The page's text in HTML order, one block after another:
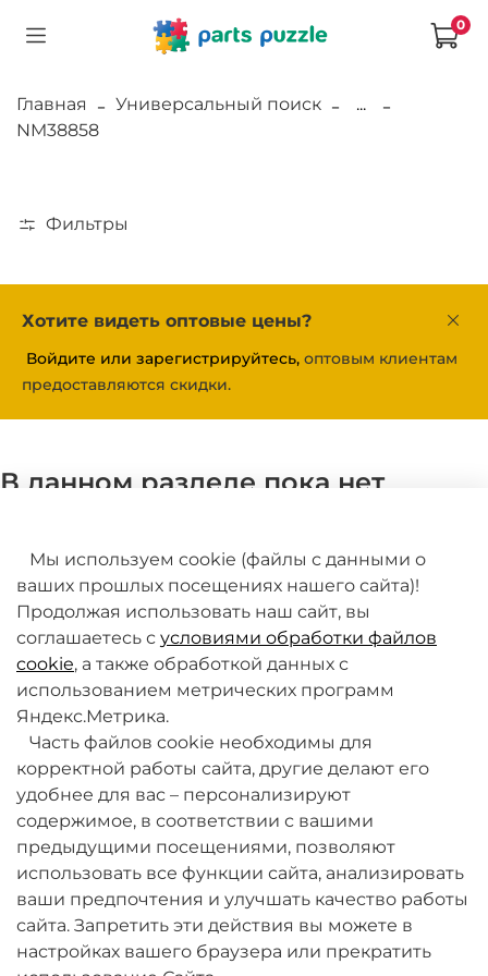
0
Главная Универсальный поиск
...
NM38858
Фильтры
Хотите видеть оптовые цены?
Войдите или зарегистрируйтесь, оптовым клиентам
предоставляются скидки.
В данном разделе пока нет
О компании
Товары и услуги
+7 (495) 789-38-95
09:00 - 18:00 (будни, по МСК)
Мы используем cookie (файлы с данными о
ваших прошлых посещениях нашего сайта)!
Продолжая использовать наш сайт, вы
соглашаетесь с условиями обработки файлов
cookie, а также обработкой данных с
использованием метрических программ
Яндекс.Метрика.
Часть файлов cookie необходимы для
корректной работы сайта, другие делают его
удобнее для вас – персонализируют
содержимое, в соответствии с вашими
предыдущими посещениями, позволяют
использовать все функции сайта, анализировать
ваши предпочтения и улучшать качество работы
сайта. Запретить эти действия вы можете в
настройках вашего браузера или прекратить